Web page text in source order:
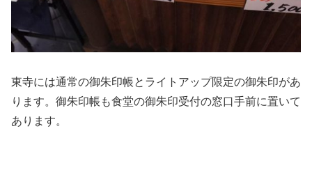
東寺には通常の御朱印帳とライトアップ限定の御朱印があ
ります。御朱印帳も食堂の御朱印受付の窓口手前に置いて
あります。